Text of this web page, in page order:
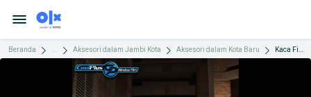
Beranda Aksesori dalam Jambi Kota Aksesori dalam Kota Baru